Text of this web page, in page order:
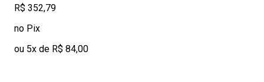
R$ 352,79
no Pix
ou 5x de R$ 84,00